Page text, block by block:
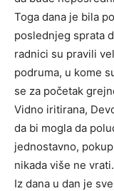
Toga dana je bila
poslednjeg sprata
radnici su pravili
podruma, u kome
se za početak
Vidno iritirana,
da bi mogla da
jednostavno,
nikada više ne vrati.
Iz dana u dan je